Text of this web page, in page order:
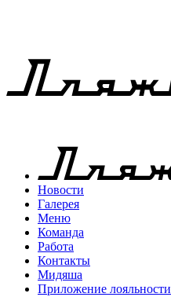
Новости
Галерея
Меню
Команда
Работа
Контакты
Мидяша
Приложение лояльности